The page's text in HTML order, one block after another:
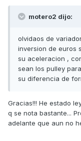
motero2 dijo:
olvidaos de
inversion de euros
su aceleracion ,
sean los pulley
su diferencia de
Gracias!!! He estado
q se nota bastante...
adelante que aun no